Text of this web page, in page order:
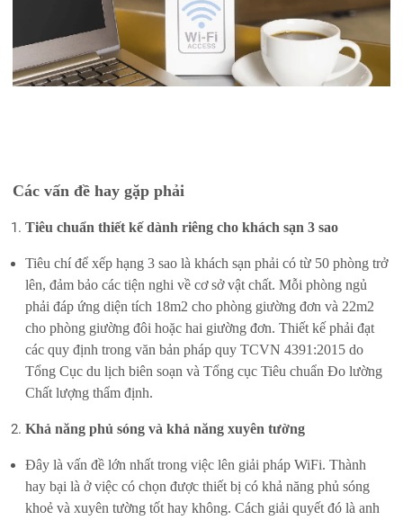
Các vấn đề hay gặp phải
Tiêu chuẩn thiết kế dành riêng cho khách sạn 3 sao
Tiêu chí để xếp hạng 3 sao là khách sạn phải có từ 50 phòng trở
lên, đảm bảo các tiện nghi về cơ sở vật chất. Mỗi phòng ngủ
phải đáp ứng diện tích 18m2 cho phòng giường đơn và 22m2
cho phòng giường đôi hoặc hai giường đơn. Thiết kế phải đạt
các quy định trong văn bản pháp quy TCVN 4391:2015 do
Tổng Cục du lịch biên soạn và Tổng cục Tiêu chuẩn Đo lường
Chất lượng thẩm định.
Khả năng phủ sóng và khả năng xuyên tường
Đây là vấn đề lớn nhất trong việc lên giải pháp WiFi. Thành
hay bại là ở việc có chọn được thiết bị có khả năng phủ sóng
khoẻ và xuyên tường tốt hay không. Cách giải quyết đó là anh